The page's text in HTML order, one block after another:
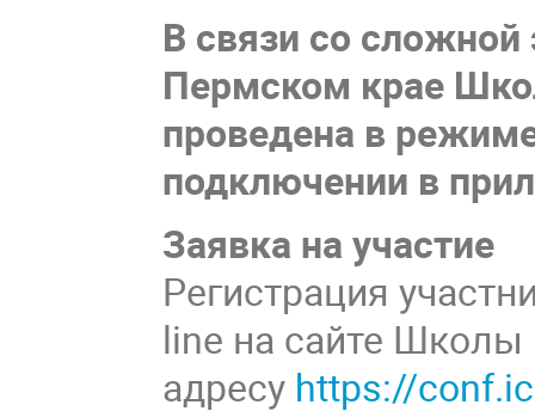
В связи со сложной
Пермском крае
проведена в
подключении в
Заявка на участие
Регистрация
line на сайте Школы
адресу https://